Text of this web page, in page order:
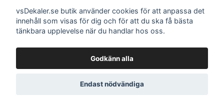
Sociala medier
© 2026 Dekaler för bil, EPA & hem | Personliga dekaler |
vsDekaler.se butik använder cookies för att anpassa det
innehåll som visas för dig och för att du ska få bästa
tänkbara upplevelse när du handlar hos oss.
Godkänn alla
Endast nödvändiga